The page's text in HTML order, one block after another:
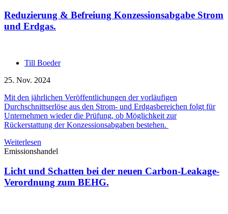
Reduzierung & Befreiung Konzessionsabgabe Strom
und Erdgas.
Till Boeder
25. Nov. 2024
Mit den jährlichen Veröffentlichungen der vorläufigen
Durchschnittserlöse aus den Strom- und Erdgasbereichen folgt für
Unternehmen wieder die Prüfung, ob Möglichkeit zur
Rückerstattung der Konzessionsabgaben bestehen.
Weiterlesen
Emissionshandel
Licht und Schatten bei der neuen Carbon-Leakage-
Verordnung zum BEHG.